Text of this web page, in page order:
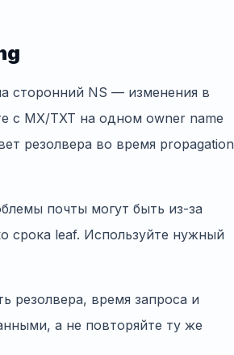
сторонний NS — изменения в
с MX/TXT на одном owner name
резолвера во время propagation
почты могут быть из-за
срока leaf. Используйте нужный
резолвера, время запроса и
а не повторяйте ту же